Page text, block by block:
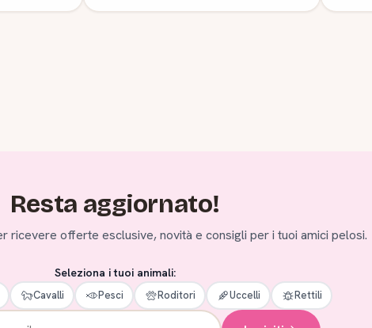
Resta aggiornato!
ricevere offerte esclusive, novità e consigli per i tuoi amici pelosi.
Seleziona i tuoi animali:
Cavalli Pesci Roditori Uccelli Rettili